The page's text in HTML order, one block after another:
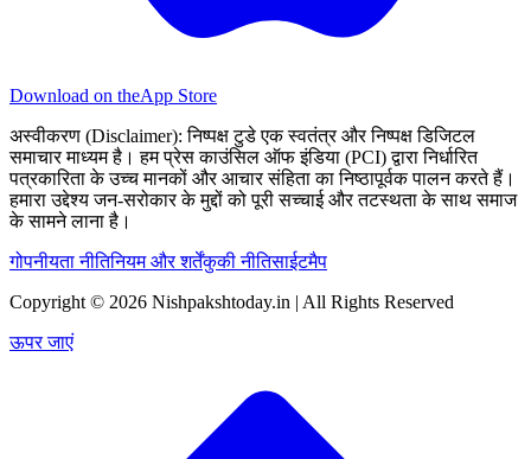
Download on theApp Store
अस्वीकरण (Disclaimer): निष्पक्ष टुडे एक स्वतंत्र और निष्पक्ष डिजिटल
समाचार माध्यम है। हम प्रेस काउंसिल ऑफ इंडिया (PCI) द्वारा निर्धारित
पत्रकारिता के उच्च मानकों और आचार संहिता का निष्ठापूर्वक पालन करते हैं।
हमारा उद्देश्य जन-सरोकार के मुद्दों को पूरी सच्चाई और तटस्थता के साथ समाज
के सामने लाना है।
गोपनीयता नीतिनियम और शर्तेंकुकी नीतिसाईटमैप
Copyright © 2026 Nishpakshtoday.in | All Rights Reserved
ऊपर जाएं